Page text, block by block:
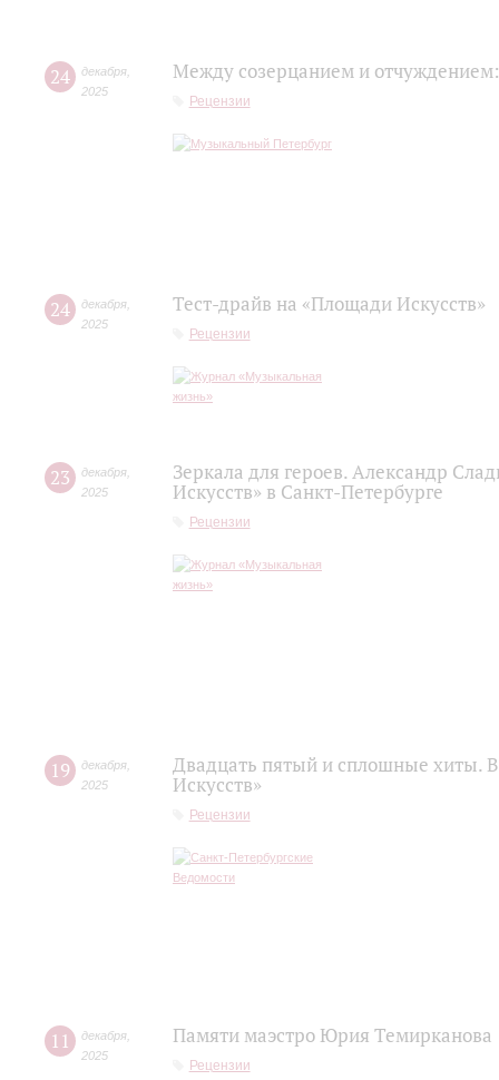
24 декабря
2025
Между созерцанием и
Рецензии
24 декабря
2025
Тест-драйв на «Площади Искусств»
Рецензии
23 декабря
2025
Зеркала для героев. Александр
Искусств» в Санкт-Петербурге
Рецензии
19 декабря
2025
Двадцать пятый и сплошные хиты.
Искусств»
Рецензии
11 декабря
2025
Памяти маэстро Юрия Темирканова
Рецензии